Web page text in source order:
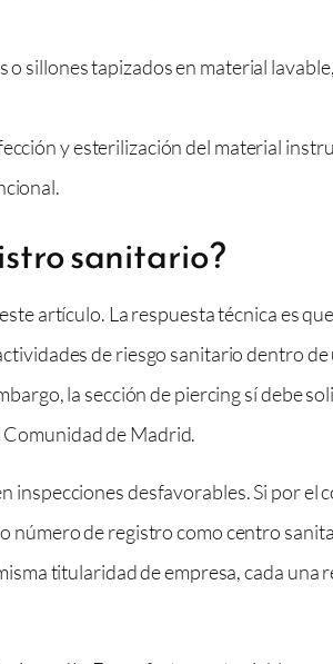
o sillones tapizados en material
y esterilización del material
sanitario?
artículo. La respuesta técnica es
de riesgo sanitario dentro
la sección de piercing sí debe
de Madrid.
inspecciones desfavorables. Si por
número de registro como centro
titularidad de empresa, cada